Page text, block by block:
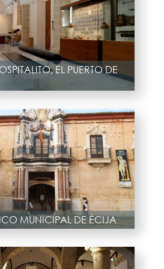
EL PUERTO DE
MUNICIPAL DE ÉCIJA